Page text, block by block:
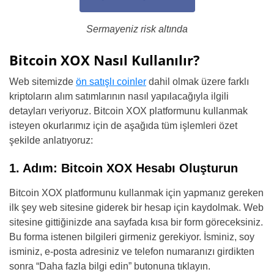
Sermayeniz risk altında
Bitcoin XOX Nasıl Kullanılır?
Web sitemizde ön satışlı coinler dahil olmak üzere farklı
kriptoların alım satımlarının nasıl yapılacağıyla ilgili
detayları veriyoruz. Bitcoin XOX platformunu kullanmak
isteyen okurlarımız için de aşağıda tüm işlemleri özet
şekilde anlatıyoruz:
1. Adım: Bitcoin XOX Hesabı Oluşturun
Bitcoin XOX platformunu kullanmak için yapmanız gereken
ilk şey web sitesine giderek bir hesap için kaydolmak. Web
sitesine gittiğinizde ana sayfada kısa bir form göreceksiniz.
Bu forma istenen bilgileri girmeniz gerekiyor. İsminiz, soy
isminiz, e-posta adresiniz ve telefon numaranızı girdikten
sonra “Daha fazla bilgi edin” butonuna tıklayın.